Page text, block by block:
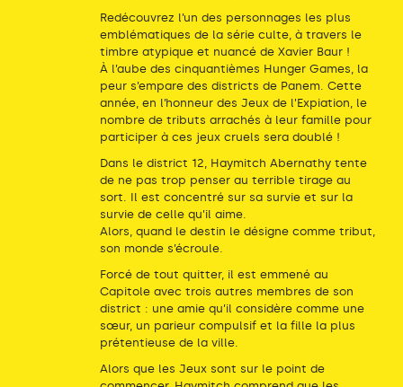
Redécouvrez l’un des personnages les plus
emblématiques de la série culte, à travers le
timbre atypique et nuancé de Xavier Baur !
À l’aube des cinquantièmes Hunger Games, la
peur s’empare des districts de Panem. Cette
année, en l’honneur des Jeux de l’Expiation, le
nombre de tributs arrachés à leur famille pour
participer à ces jeux cruels sera doublé !
Dans le district 12, Haymitch Abernathy tente
de ne pas trop penser au terrible tirage au
sort. Il est concentré sur sa survie et sur la
survie de celle qu’il aime.
Alors, quand le destin le désigne comme tribut,
son monde s’écroule.
Forcé de tout quitter, il est emmené au
Capitole avec trois autres membres de son
district : une amie qu’il considère comme une
sœur, un parieur compulsif et la fille la plus
prétentieuse de la ville.
Alors que les Jeux sont sur le point de